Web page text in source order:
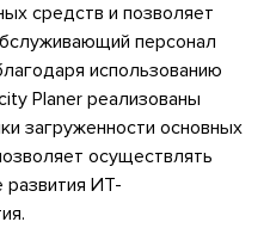
средств и позволяет
персонал
использованию
Planer реализованы
загруженности основных
осуществлять
ИТ-